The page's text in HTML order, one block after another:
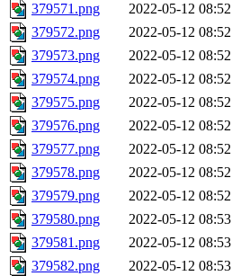
379571.png
2022-05-12 08:52
379572.png
2022-05-12 08:52
379573.png
2022-05-12 08:52
379574.png
2022-05-12 08:52
379575.png
2022-05-12 08:52
379576.png
2022-05-12 08:52
379577.png
2022-05-12 08:52
379578.png
2022-05-12 08:52
379579.png
2022-05-12 08:52
379580.png
2022-05-12 08:53
379581.png
2022-05-12 08:53
379582.png
2022-05-12 08:53